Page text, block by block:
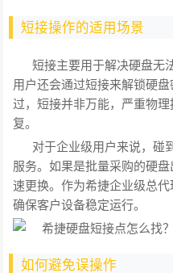
短接操作的适用场景
短接主要用于解决硬盘无
用户还会通过短接来解锁硬
过，短接并非万能，严重物
复。
对于企业级用户来说，碰
服务。如果是批量采购的硬
速更换。作为希捷企业级总代
确保客户设备稳定运行。
如何避免误操作